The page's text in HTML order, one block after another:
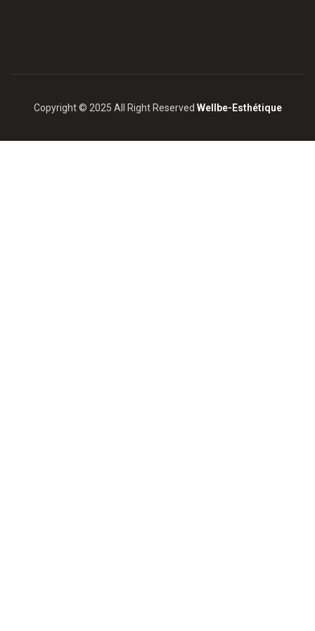
Copyright © 2025 All Right Reserved Wellbe-Esthétique